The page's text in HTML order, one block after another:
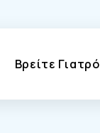
Βρείτε Γιατρό